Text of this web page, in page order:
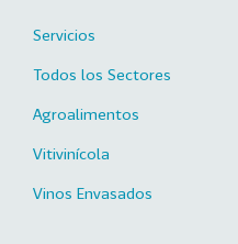
Servicios
Todos los Sectores
Agroalimentos
Vitivinícola
Vinos Envasados